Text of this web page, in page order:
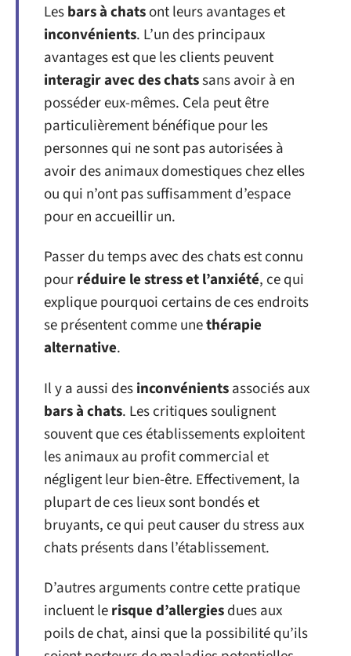
Lesbars à chatsont leurs avantages et
inconvénients. L’un des principaux
avantages est que les clients peuvent
interagir avec des chatssans avoir à en
posséder eux-mêmes. Cela peut être
particulièrement bénéfique pour les
personnes qui ne sont pas autorisées à
avoir des animaux domestiques chez elles
ou qui n’ont pas suffisamment d’espace
pour en accueillir un.
Passer du temps avec des chats est connu
pourréduire le stress et l’anxiété, ce qui
explique pourquoi certains de ces endroits
se présentent comme unethérapie
alternative.
Il y a aussi desinconvénientsassociés aux
bars à chats. Les critiques soulignent
souvent que ces établissements exploitent
les animaux au profit commercial et
négligent leur bien-être. Effectivement, la
plupart de ces lieux sont bondés et
bruyants, ce qui peut causer du stress aux
chats présents dans l’établissement.
D’autres arguments contre cette pratique
incluent lerisque d’allergiesdues aux
poils de chat, ainsi que la possibilité qu’ils